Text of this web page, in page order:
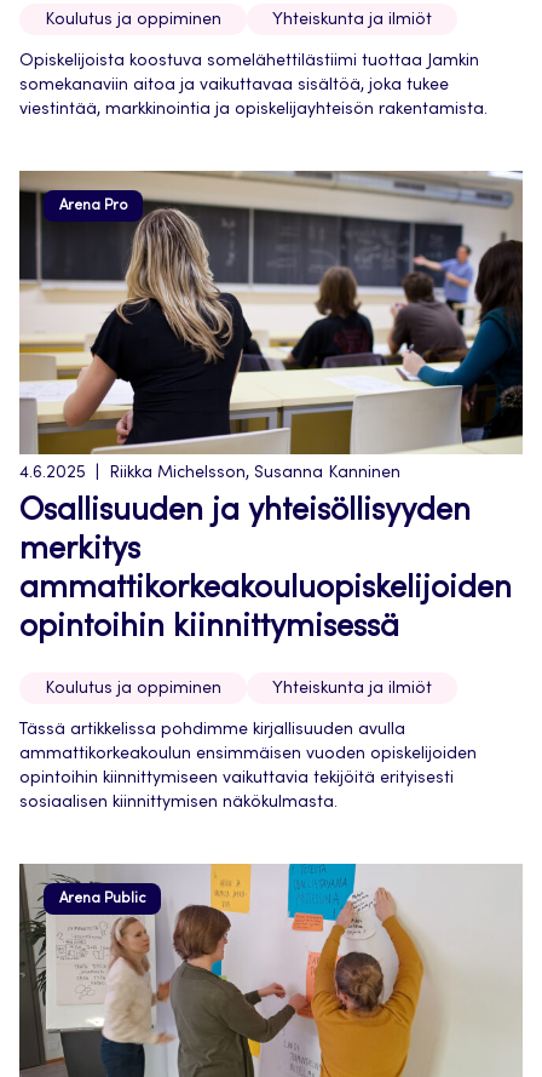
Koulutus ja oppiminen Yhteiskunta ja ilmiöt
Opiskelijoista koostuva somelähettilästiimi tuottaa Jamkin
somekanaviin aitoa ja vaikuttavaa sisältöä, joka tukee
viestintää, markkinointia ja opiskelijayhteisön rakentamista.
Arena Pro
4.6.2025 Riikka Michelsson, Susanna Kanninen
Osallisuuden ja yhteisöllisyyden
merkitys
ammattikorkeakouluopiskelijoiden
opintoihin kiinnittymisessä
Koulutus ja oppiminen Yhteiskunta ja ilmiöt
Tässä artikkelissa pohdimme kirjallisuuden avulla
ammattikorkeakoulun ensimmäisen vuoden opiskelijoiden
opintoihin kiinnittymiseen vaikuttavia tekijöitä erityisesti
sosiaalisen kiinnittymisen näkökulmasta.
Arena Public